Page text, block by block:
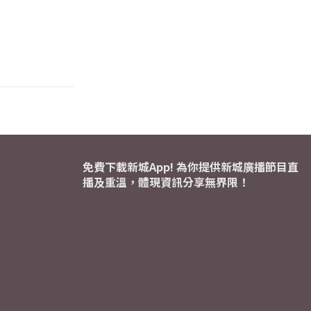
免費下載新城App! 為你提供新城廣播節目直
播及重溫，體現資訊分享無界限！